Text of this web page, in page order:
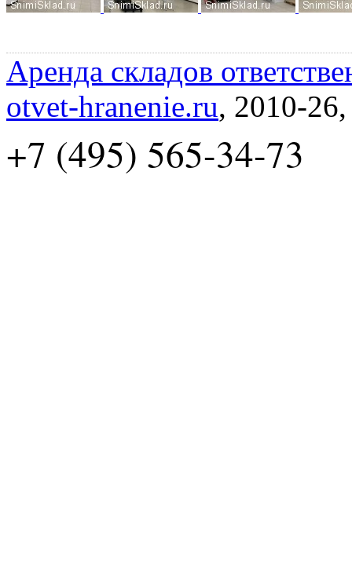
Аренда складов
otvet-hranenie.ru, 2010-
+7 (495) 565-34-73